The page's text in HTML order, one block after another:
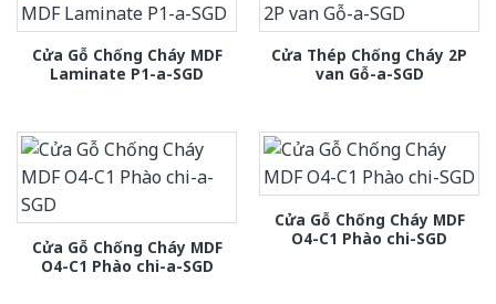
Cửa Gỗ Chống Cháy MDF
Laminate P1-a-SGD
Cửa Thép Chống Cháy 2P
van Gỗ-a-SGD
Cửa Gỗ Chống Cháy MDF
O4-C1 Phào chi-a-SGD
Cửa Gỗ Chống Cháy MDF
O4-C1 Phào chi-SGD